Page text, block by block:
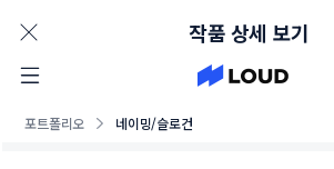
포트폴리오 네이밍/슬로건
작품 상세 보기